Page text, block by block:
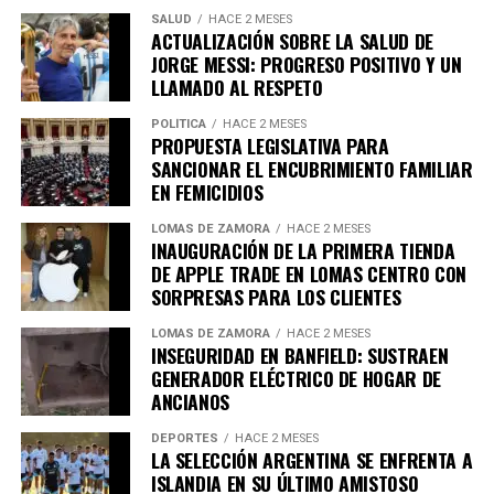
Salieron de la vivienda recién un día después pero lo
hicieron de una manera muy especial: con un carrito
donde se encontraba el cuerpo mutilado de Santiago
Alcócer. Engancharon el carrito a una moto Zanella y
eso de las 03:20, otras imágenes muestran como la
pareja descartó el cuerpo en el baldío del barrio 9 de
Abril en Esteban Echeverría. Luego de arrojarlo, lo
incineraron. Posteriormente, descartaron el carro en la
calle Aristóteles al 1800.
SALUD HACE 2 MESES
ACTUALIZACIÓN SOBRE LA SALUD DE
JORGE MESSI: PROGRESO POSITIVO Y UN
LLAMADO AL RESPETO
POLÍTICA HACE 2 MESES
PROPUESTA LEGISLATIVA PARA
SANCIONAR EL ENCUBRIMIENTO FAMILIAR
EN FEMICIDIOS
LOMAS DE ZAMORA HACE 2 MESES
INAUGURACIÓN DE LA PRIMERA TIENDA
DE APPLE TRADE EN LOMAS CENTRO CON
SORPRESAS PARA LOS CLIENTES
LOMAS DE ZAMORA HACE 2 MESES
INSEGURIDAD EN BANFIELD: SUSTRAEN
GENERADOR ELÉCTRICO DE HOGAR DE
ANCIANOS
DEPORTES HACE 2 MESES
LA SELECCIÓN ARGENTINA SE ENFRENTA A
ISLANDIA EN SU ÚLTIMO AMISTOSO